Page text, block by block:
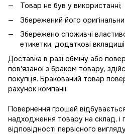
Товар не був у використанні;
Збережений його
Збережено споживчі
етикетки, додаткові вкладиші.
Доставка в разі обміну або
пов'язаної з браком товару,
покупця. Бракований товар
рахунок компанії.
Повернення грошей
надходження товару на склад, і
відповідності первісного